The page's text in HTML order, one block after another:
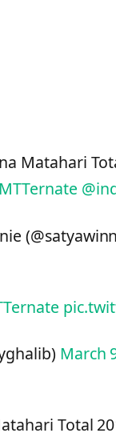
Matahari
March
Total